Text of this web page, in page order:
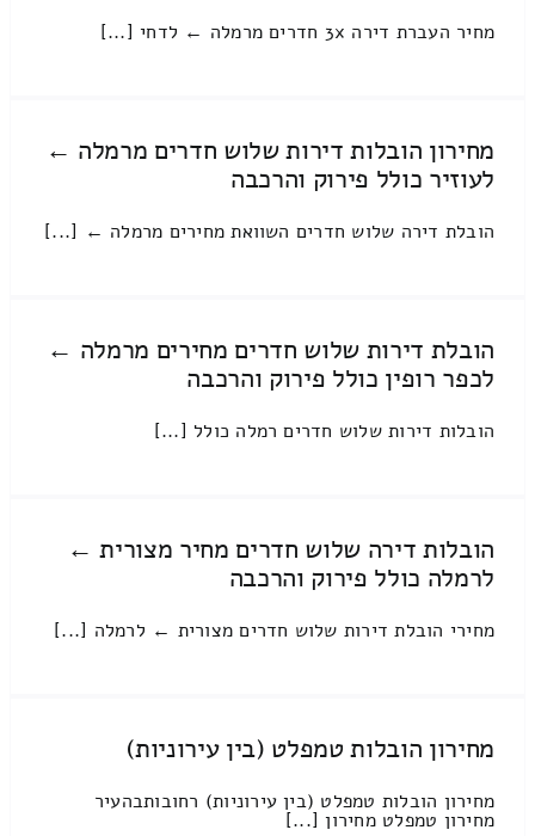
מחיר העברת דירה 3x חדרים מרמלה ← לדחי [...]
מחירון הובלות דירות שלוש חדרים מרמלה ←
לעוזיר כולל פירוק והרכבה
הובלת דירה שלוש חדרים השוואת מחירים מרמלה ← [...]
הובלת דירות שלוש חדרים מחירים מרמלה ←
לכפר רופין כולל פירוק והרכבה
הובלות דירות שלוש חדרים רמלה כולל [...]
הובלות דירה שלוש חדרים מחיר מצורית ←
לרמלה כולל פירוק והרכבה
מחירי הובלת דירות שלוש חדרים מצורית ← לרמלה [...]
מחירון הובלות טמפלט (בין עירוניות)
מחירון הובלות טמפלט (בין עירוניות) רחובותבהעיר
מחירון טמפלט מחירון [...]